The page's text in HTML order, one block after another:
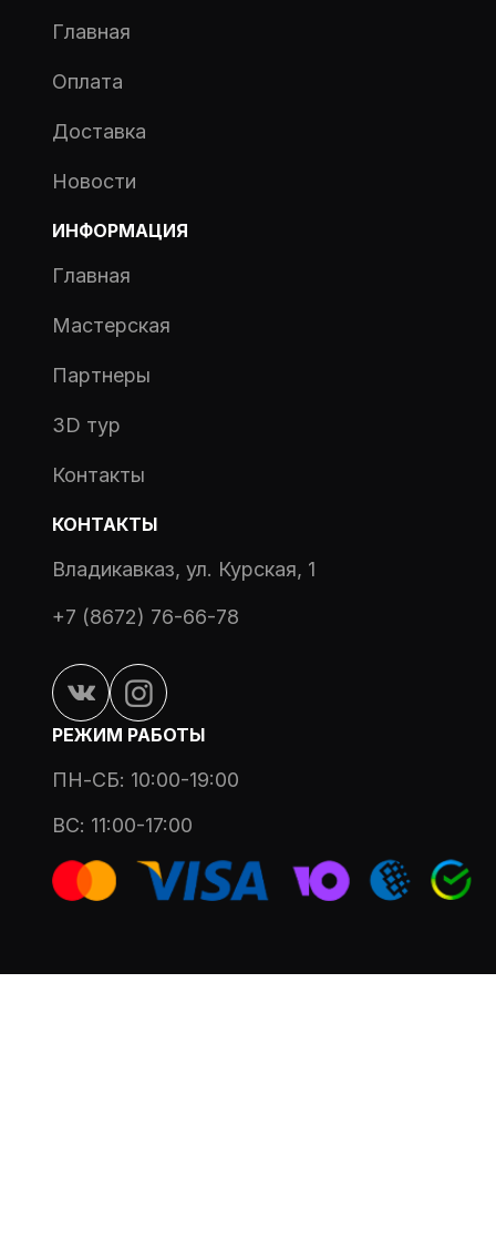
Главная
Оплата
Доставка
Новости
ИНФОРМАЦИЯ
Главная
Мастерская
Партнеры
3D тур
Контакты
КОНТАКТЫ
Владикавказ, ул. Курская, 1
+7 (8672) 76-66-78
РЕЖИМ РАБОТЫ
ПН-СБ: 10:00-19:00
ВС: 11:00-17:00